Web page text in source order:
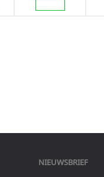
NIEUWSBRIEF